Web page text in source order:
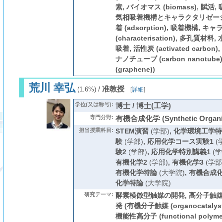
素, バイオマス (biomass), 賦活,
気相吸着機構とキャラクタリゼ
着 (adsorption), 吸着機構, キャ
(characterisation), 多孔質材料,
吸着, 活性炭 (activated carbon),
ナノチューブ (carbon
(graphene))
荒川 幸弘(1.6%)/ 准教授 [詳細]
学位(又は称号): 博士 / 博士(工学)
専門分野: 有機合成化学 (Synthetic
担当授業科目: STEM演習(学部), 化学環境工学
験(学部), 応用化学コース実験1(
験2 (学部), 応用化学特別講義1(
有機化学2 (学部), 有機化学3(学
有機化学特論(大学院), 有機合成
化学特論(大学院)
研究テーマ: 酵素模倣型触媒の開発, 高分子触
発 (有機分子触媒
機能性高分子 (functional